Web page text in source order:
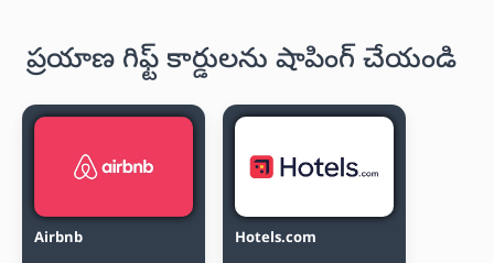
ప్రయాణ గిఫ్ట్ కార్డులను షాపింగ్ చేయండి
Airbnb Hotels.com